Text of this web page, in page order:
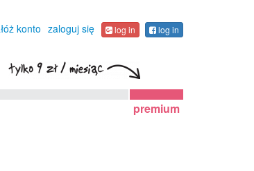
konto zaloguj się log in log in
premium